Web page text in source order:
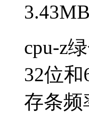
cpu-z
32位
存条频